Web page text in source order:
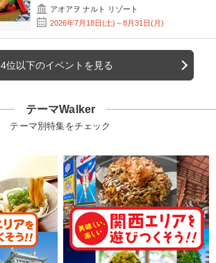
アオアヲ ナルト リゾート
2026年7月18日(土)～8月31日(月)
4位以下のイベントを見る
テーマWalker
テーマ別特集をチェック